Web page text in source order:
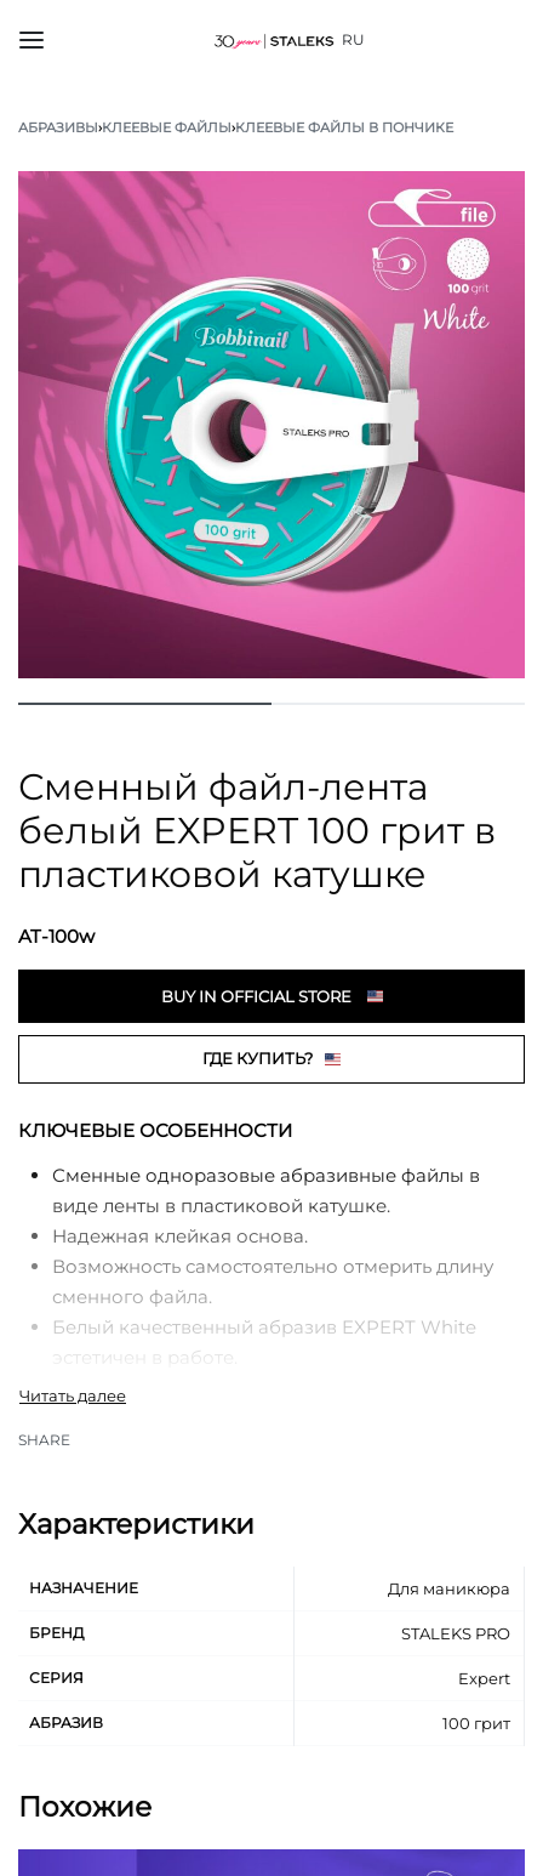
RU
АБРАЗИВЫ›КЛЕЕВЫЕ ФАЙЛЫ›КЛЕЕВЫЕ ФАЙЛЫ В ПОНЧИКЕ
Сменный файл-лента
белый EXPERT 100 грит в
пластиковой катушке
AT-100w
BUY IN OFFICIAL STORE
ГДЕ КУПИТЬ?
КЛЮЧЕВЫЕ ОСОБЕННОСТИ
Сменные одноразовые абразивные файлы в
виде ленты в пластиковой катушке.
Надежная клейкая основа.
Возможность самостоятельно отмерить длину
сменного файла.
Белый качественный абразив EXPERT White
эстетичен в работе.
Специальное покрытие препятствует забиванию
Абразивность 100 грит предназначена для
Стильный пластиковый футляр защищает
Специальная клипса для удобного деления
абразивной ленты.
SPBE-20s.
Для одноразового применения.
SHARE
Характеристики
НАЗНАЧЕНИЕ Для маникюра
БРЕНД STALEKS PRO
СЕРИЯ Expert
АБРАЗИВ 100 грит
Похожие